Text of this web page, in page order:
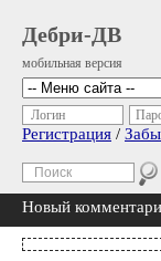
Дебри-ДВ
мобильная версия
Логин
Регистрация /
Новый